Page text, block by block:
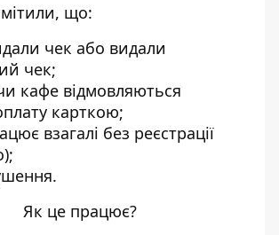
що:
чек або видали
чек;
кафе відмовляються
карткою;
взагалі без реєстрації
Як це працює?